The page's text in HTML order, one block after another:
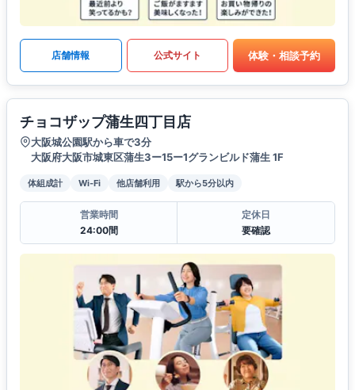
店舗情報 公式サイト 体験・相談予約
チョコザップ蒲生四丁目店
大阪城公園駅から車で3分
大阪府大阪市城東区蒲生3ー15ー1グランビルド蒲生 1F
体組成計 Wi-Fi 他店舗利用 駅から5分以内
営業時間
24:00間
定休日
要確認